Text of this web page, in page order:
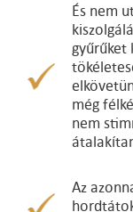
És nem
gyűrűket
még
nem
Az